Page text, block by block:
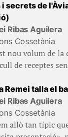
i secrets de
Ribas Aguilera
Cossetània
nou volum de la
de receptes
Remei talla el
Ribas Aguilera
Cossetània
allò tan típic